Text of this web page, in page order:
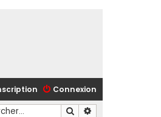
Connexion
Rechercher